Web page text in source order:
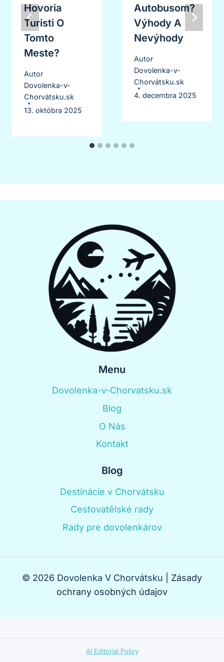
Hovoria
Turisti O
Tomto
Meste?
Autor
Dovolenka-v-
Chorvátsku.sk
13. októbra 2025
Autobusom?
Výhody A
Nevýhody
Autor
Dovolenka-v-
Chorvátsku.sk
4. decembra 2025
Menu
Dovolenka-v-Chorvatsku.sk
Blog
O Nás
Kontakt
Blog
Destinácie v Chorvátsku
Cestovatělské rady
Rady pre dovolenkárov
© 2026 Dovolenka V Chorvátsku | Zásady
ochrany osobných údajov
AI Editorial Policy